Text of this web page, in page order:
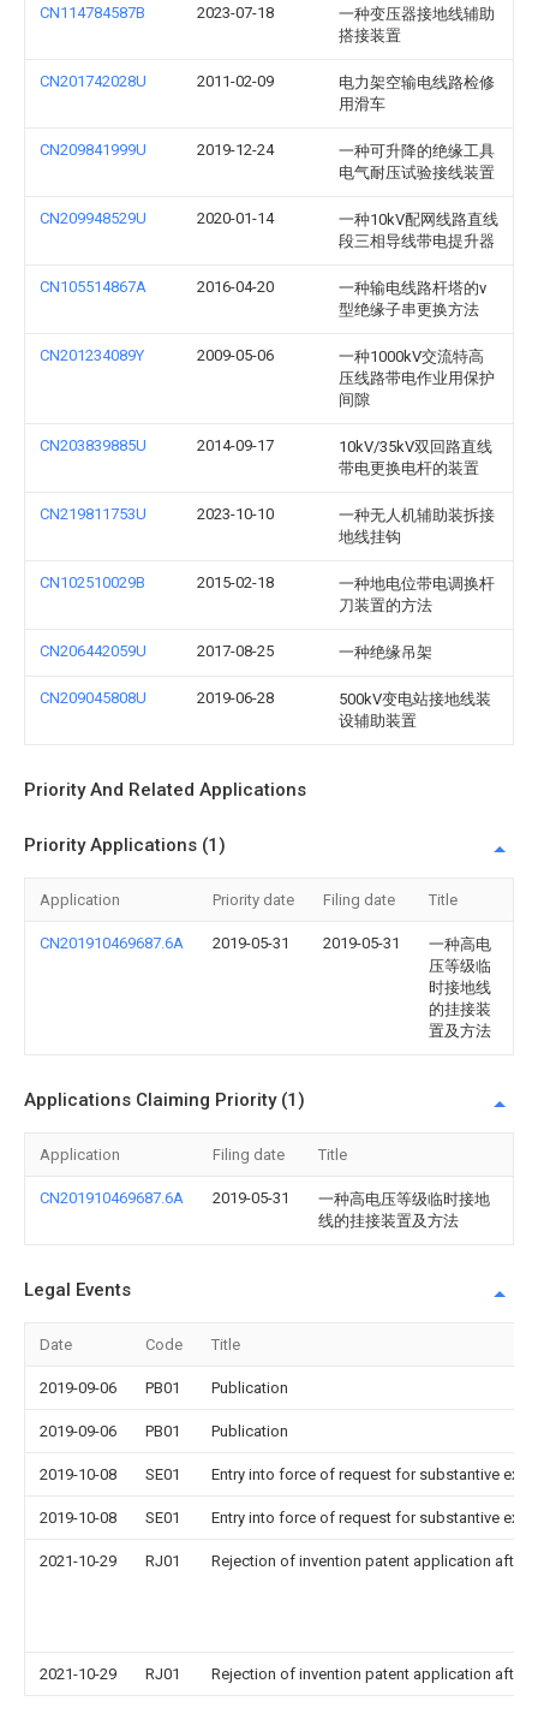
CN114784587B 2023-07-18
一种变压器接地线辅助
搭接装置
CN201742028U 2011-02-09
电力架空输电线路检修
用滑车
CN209841999U 2019-12-24
一种可升降的绝缘工具
电气耐压试验接线装置
CN209948529U 2020-01-14
一种10kV配网线路直线
段三相导线带电提升器
CN105514867A 2016-04-20
一种输电线路杆塔的v
型绝缘子串更换方法
CN201234089Y 2009-05-06
一种1000kV交流特高
压线路带电作业用保护
间隙
CN203839885U 2014-09-17
10kV/35kV双回路直线
带电更换电杆的装置
CN219811753U 2023-10-10
一种无人机辅助装拆接
地线挂钩
CN102510029B 2015-02-18
一种地电位带电调换杆
刀装置的方法
CN206442059U 2017-08-25 一种绝缘吊架
CN209045808U 2019-06-28
500kV变电站接地线装
设辅助装置
Priority And Related Applications
Priority Applications (1)
Application Priority date Filing date Title
CN201910469687.6A 2019-05-31 2019-05-31
一种高电
压等级临
时接地线
的挂接装
置及方法
Applications Claiming Priority (1)
Application Filing date Title
CN201910469687.6A 2019-05-31
一种高电压等级临时接地
线的挂接装置及方法
Legal Events
Date Code Title
2019-09-06 PB01 Publication
2019-09-06 PB01 Publication
2019-10-08 SE01 Entry into force of request for substantive
2019-10-08 SE01 Entry into force of request for substantive
2021-10-29 RJ01 Rejection of invention patent application after
2021-10-29 RJ01 Rejection of invention patent application after